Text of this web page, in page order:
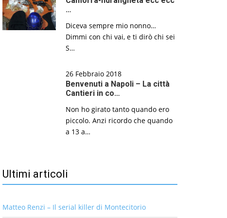
…
Diceva sempre mio nonno…
Dimmi con chi vai, e ti dirò chi sei
S…
26 Febbraio 2018
Benvenuti a Napoli – La città
Cantieri in co…
Non ho girato tanto quando ero
piccolo. Anzi ricordo che quando
a 13 a…
Ultimi articoli
Matteo Renzi – Il serial killer di Montecitorio